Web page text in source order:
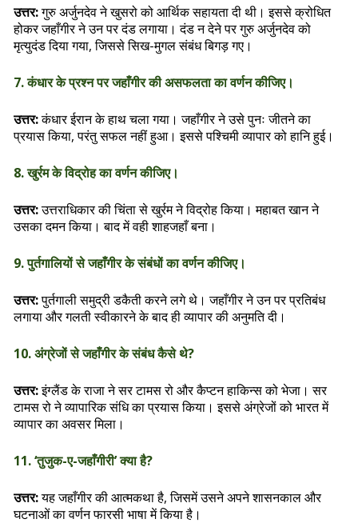
उत्तर:गुरु अर्जुनदेव ने खुसरो को आर्थिक सहायता दी थी। इससे क्रोधित
होकर जहाँगीर ने उन पर दंड लगाया। दंड न देने पर गुरु अर्जुनदेव को
मृत्युदंड दिया गया, जिससे सिख-मुगल संबंध बिगड़ गए।
7. कंधार के प्रश्न पर जहाँगीर की असफलता का वर्णन कीजिए।
उत्तर:कंधार ईरान के हाथ चला गया। जहाँगीर ने उसे पुनः जीतने का
प्रयास किया, परंतु सफल नहीं हुआ। इससे पश्चिमी व्यापार को हानि हुई।
8. खुर्रम के विद्रोह का वर्णन कीजिए।
उत्तर:उत्तराधिकार की चिंता से खुर्रम ने विद्रोह किया। महाबत खान ने
उसका दमन किया। बाद में वही शाहजहाँ बना।
9. पुर्तगालियों से जहाँगीर के संबंधों का वर्णन कीजिए।
उत्तर:पुर्तगाली समुद्री डकैती करने लगे थे। जहाँगीर ने उन पर प्रतिबंध
लगाया और गलती स्वीकारने के बाद ही व्यापार की अनुमति दी।
10. अंग्रेजों से जहाँगीर के संबंध कैसे थे?
उत्तर:इंग्लैंड के राजा ने सर टामस रो और कैप्टन हाकिन्स को भेजा। सर
टामस रो ने व्यापारिक संधि का प्रयास किया। इससे अंग्रेजों को भारत में
व्यापार का अवसर मिला।
11. ‘तुजुक-ए-जहाँगीरी’ क्या है?
उत्तर:यह जहाँगीर की आत्मकथा है, जिसमें उसने अपने शासनकाल और
घटनाओं का वर्णन फारसी भाषा में किया है।